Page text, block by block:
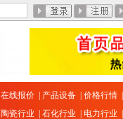
在线报价 产品设备 价格行情
陶瓷行业 石化行业 电力行业